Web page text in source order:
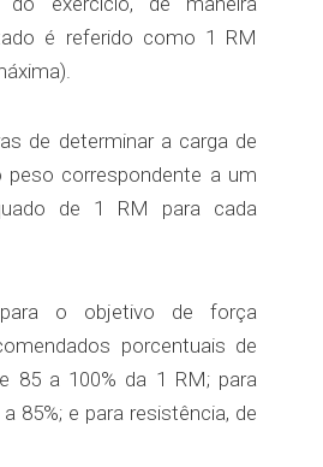
é referido como 1 RM
de determinar a carga de
peso correspondente a um
de 1 RM para cada
o objetivo de força
porcentuais de
85 a 100% da 1 RM; para
85%; e para resistência, de